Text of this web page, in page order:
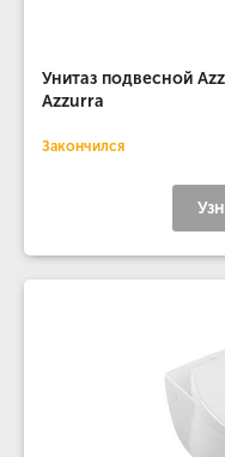
Унитаз подвесной
Azzurra
Закончился